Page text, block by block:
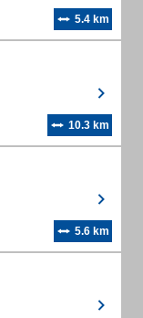
5.4 km
10.3 km
5.6 km